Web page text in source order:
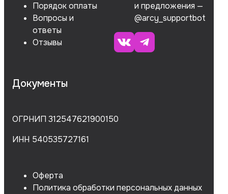
Порядок оплаты
Вопросы и
ответы
Отзывы
и предложения —
@arcy_supportbot
Документы
ОГРНИП 312547621900150
ИНН 540535727161
Оферта
Политика обработки персональных данных